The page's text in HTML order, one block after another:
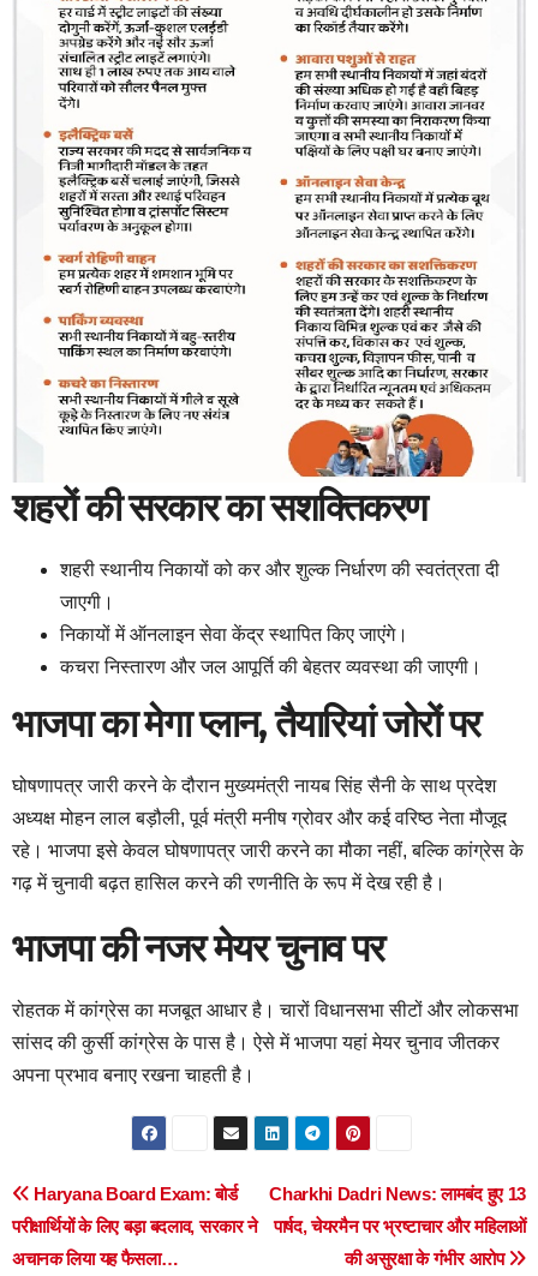
शहरों की सरकार का सशक्तिकरण
शहरी स्थानीय निकायों को कर और शुल्क निर्धारण की स्वतंत्रता दी
जाएगी।
निकायों में ऑनलाइन सेवा केंद्र स्थापित किए जाएंगे।
कचरा निस्तारण और जल आपूर्ति की बेहतर व्यवस्था की जाएगी।
भाजपा का मेगा प्लान, तैयारियां जोरों पर
घोषणापत्र जारी करने के दौरान मुख्यमंत्री नायब सिंह सैनी के साथ प्रदेश
अध्यक्ष मोहन लाल बड़ौली, पूर्व मंत्री मनीष ग्रोवर और कई वरिष्ठ नेता मौजूद
रहे। भाजपा इसे केवल घोषणापत्र जारी करने का मौका नहीं, बल्कि कांग्रेस के
गढ़ में चुनावी बढ़त हासिल करने की रणनीति के रूप में देख रही है।
भाजपा की नजर मेयर चुनाव पर
रोहतक में कांग्रेस का मजबूत आधार है। चारों विधानसभा सीटों और लोकसभा
सांसद की कुर्सी कांग्रेस के पास है। ऐसे में भाजपा यहां मेयर चुनाव जीतकर
अपना प्रभाव बनाए रखना चाहती है।
Post
navigation
Charkhi Dadri News: लामबंद हुए 13
पार्षद, चेयरमैन पर भ्रष्टाचार और महिलाओं
की असुरक्षा के गंभीर आरोप
Haryana Board Exam: बोर्ड
परीक्षार्थियों के लिए बड़ा बदलाव, सरकार ने
अचानक लिया यह फैसला…